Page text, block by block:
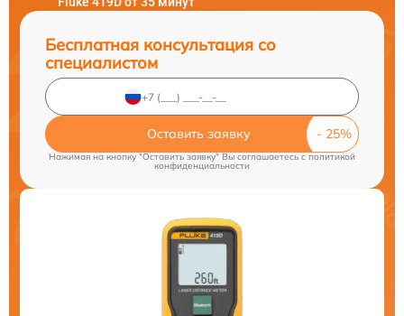
Бесплатная консультация со
специалистом
Оставить заявку
Нажимая на кнопку "Оставить заявку" Вы соглашаетесь cполитикой
конфиденциальности